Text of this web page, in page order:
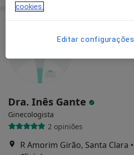
Dra. Inês Gante
Ginecologista
2 opiniões
R Amorim Girão, Santa Clara •
cookies.
Editar configurações